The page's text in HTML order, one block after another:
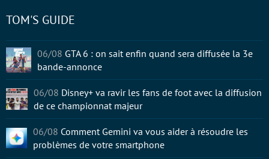
TOM'S GUIDE
06/08 GTA 6 : on sait enfin quand sera diffusée la 3e
bande-annonce
06/08 Disney+ va ravir les fans de foot avec la diffusion
de ce championnat majeur
06/08 Comment Gemini va vous aider à résoudre les
problèmes de votre smartphone